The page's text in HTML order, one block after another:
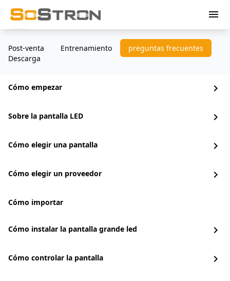
menu
Post-venta Entrenamiento
preguntas frecuentes
Descarga
Cómo empezar chevron_right
Sobre la pantalla LED chevron_right
Cómo elegir una pantalla chevron_right
Cómo elegir un proveedor chevron_right
Cómo importar
Cómo instalar la pantalla grande led chevron_right
Cómo controlar la pantalla chevron_right